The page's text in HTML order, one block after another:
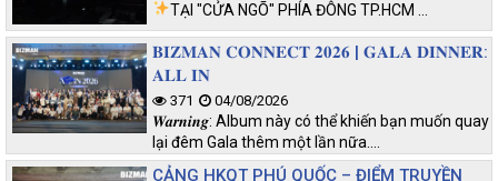
TẠI "CỬA NGÕ" PHÍA ĐÔNG TP.HCM …
𝐁𝐈𝐙𝐌𝐀𝐍 𝐂𝐎𝐍𝐍𝐄𝐂𝐓 𝟐𝟎𝟐𝟔 | 𝐆𝐀𝐋𝐀 𝐃𝐈𝐍𝐍𝐄𝐑:
𝐀𝐋𝐋 𝐈𝐍
371 04/08/2026
𝑾𝒂𝒓𝒏𝒊𝒏𝒈: Album này có thể khiến bạn muốn quay
lại đêm Gala thêm một lần nữa.…
CẢNG HKQT PHÚ QUỐC – ĐIỂM TRUYỀN